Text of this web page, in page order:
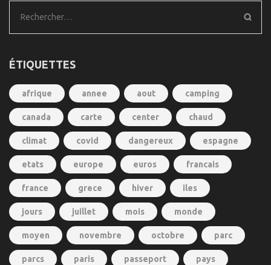
Rechercher :
ÉTIQUETTES
afrique annee aout camping
canada carte center chaud
climat covid dangereux espagne
etats europe euros francais
france grece hiver iles
jours juillet mois monde
moyen novembre octobre parc
parcs paris passeport pays